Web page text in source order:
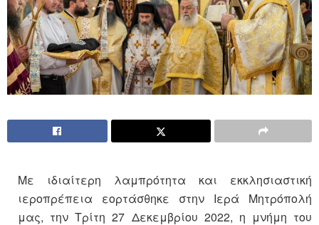
Με ιδιαίτερη λαμπρότητα και εκκλησιαστική
ιεροπρέπεια εορτάσθηκε στην Ιερά Μητρόπολή
μας, την Τρίτη 27 Δεκεμβρίου 2022, η μνήμη του